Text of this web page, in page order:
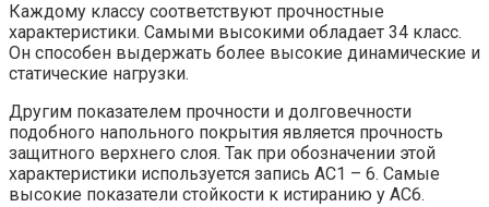
Каждому классу соответствуют прочностные
характеристики. Самыми высокими обладает 34 класс.
Он способен выдержать более высокие динамические и
статические нагрузки.
Другим показателем прочности и долговечности
подобного напольного покрытия является прочность
защитного верхнего слоя. Так при обозначении этой
характеристики используется запись АС1 – 6. Самые
высокие показатели стойкости к истиранию у АС6.